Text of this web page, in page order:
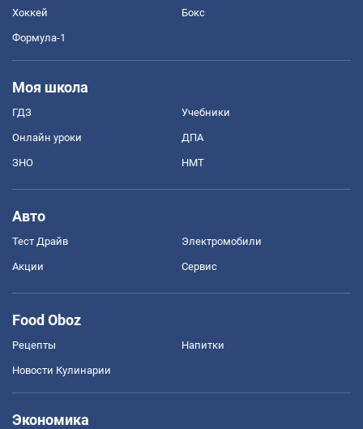
Хоккей Бокс
Формула-1
Моя школа
ГДЗ Учебники
Онлайн уроки ДПА
ЗНО НМТ
Авто
Тест Драйв Электромобили
Акции Сервис
Food Oboz
Рецепты Напитки
Новости Кулинарии
Экономика